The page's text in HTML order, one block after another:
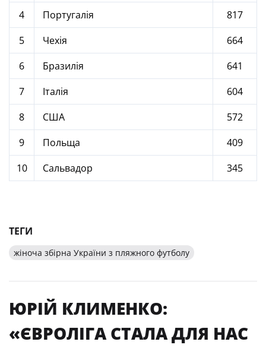
4
Португалія
817
5
Чехія
664
6
Бразилія
641
7
Італія
604
8
США
572
9
Польща
409
10
Сальвадор 345
ТЕГИ
жіноча збірна України з пляжного футболу
ЮРІЙ КЛИМЕНКО:
«ЄВРОЛІГА СТАЛА ДЛЯ НАС